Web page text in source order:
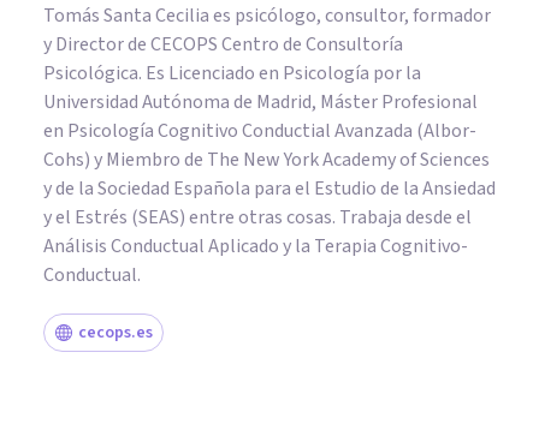
Tomás Santa Cecilia es psicólogo, consultor, formador
y Director de CECOPS Centro de Consultoría
Psicológica. Es Licenciado en Psicología por la
Universidad Autónoma de Madrid, Máster Profesional
en Psicología Cognitivo Conductial Avanzada (Albor-
Cohs) y Miembro de The New York Academy of Sciences
y de la Sociedad Española para el Estudio de la Ansiedad
y el Estrés (SEAS) entre otras cosas. Trabaja desde el
Análisis Conductual Aplicado y la Terapia Cognitivo-
Conductual.
cecops.es